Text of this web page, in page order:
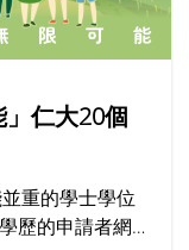
」仁大20個
重的學士學位
歷的申請者網